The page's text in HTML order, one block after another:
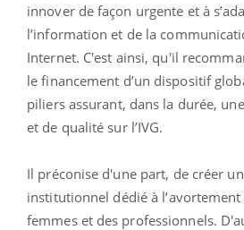
innover de façon urgente et à
l’information et de la
Internet. C'est ainsi, qu'il
le financement d’un dispositif
piliers assurant, dans la durée,
et de qualité sur l’IVG.
Il préconise d'une part, de créer
institutionnel dédié à
femmes et des professionnels.